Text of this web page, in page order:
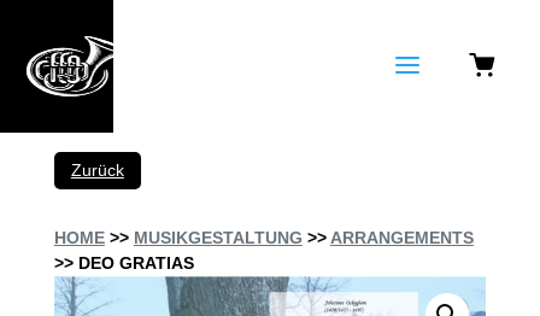
a
Zurück
HOME>> MUSIKGESTALTUNG >>ARRANGEMENTS
>> DEO GRATIAS